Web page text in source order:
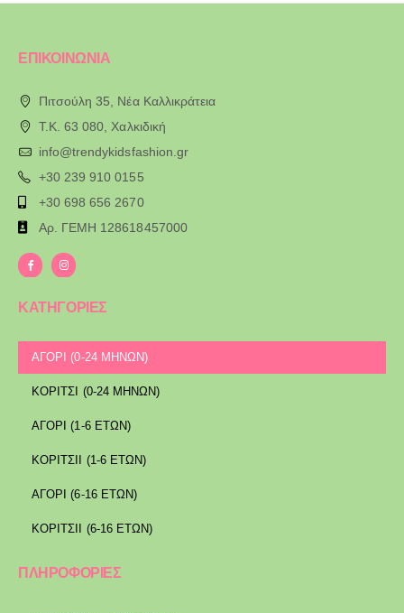
ΕΠΙΚΟΙΝΩΝΙΑ
Πιτσούλη 35, Νέα Καλλικράτεια
T.K. 63 080, Χαλκιδική
info@trendykidsfashion.gr
+30 239 910 0155
+30 698 656 2670
Αρ. ΓΕΜΗ 128618457000
ΚΑΤΗΓΟΡΙΕΣ
ΑΓΟΡΙ (0-24 ΜΗΝΩΝ)
ΚΟΡΙΤΣΙ (0-24 ΜΗΝΩΝ)
ΑΓΟΡΙ (1-6 ΕΤΩΝ)
ΚΟΡΙΤΣΙΙ (1-6 ΕΤΩΝ)
ΑΓΟΡΙ (6-16 ΕΤΩΝ)
ΚΟΡΙΤΣΙΙ (6-16 ΕΤΩΝ)
ΠΛΗΡΟΦΟΡΙΕΣ